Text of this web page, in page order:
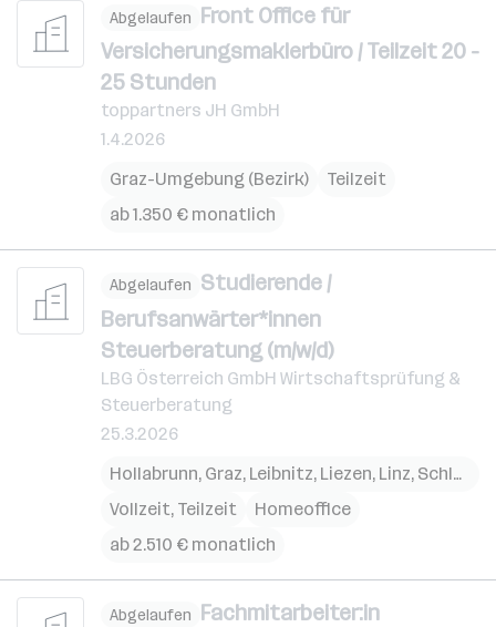
Abgelaufen Front Office für
Versicherungsmaklerbüro / Teilzeit 20 -
25 Stunden
toppartners JH GmbH
1.4.2026
Graz-Umgebung (Bezirk)
Teilzeit
ab 1.350 € monatlich
Abgelaufen Studierende /
Berufsanwärter*innen
Steuerberatung (m/w/d)
LBG Österreich GmbH Wirtschaftsprüfung &
Steuerberatung
25.3.2026
Hollabrunn, Graz, Leibnitz, Liezen, Linz, Schladming
Vollzeit, Teilzeit
Homeoffice
ab 2.510 € monatlich
Abgelaufen Fachmitarbeiter:in